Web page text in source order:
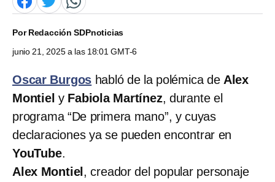
PorRedacción SDPnoticias
junio 21, 2025 a las 18:01 GMT-6
Oscar Burgos habló de la polémica de Alex
Montiel y Fabiola Martínez, durante el
programa “De primera mano”, y cuyas
declaraciones ya se pueden encontrar en
YouTube.
Alex Montiel , creador del popular personaje